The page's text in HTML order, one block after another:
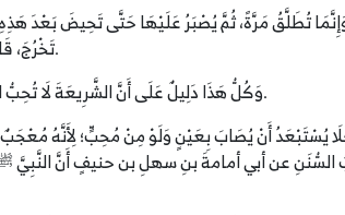
تُطَلَّقُ مَرَّةً، ثُمَّ يُصْبَرُ عَلَيْهَا حَتَّى تَحِيضَ بَعْدَ
تَخْرُجَ، قَالَ سُبْحَانَهُ: ﴿لَا تُخْرِجُوهُنَّ مِنْ بُيُوتِهِنَّ وَلَا يَخْرُجْنَ﴾ [الطلاق: 1].
وَكُلُّ هَذَا دَلِيلٌ عَلَى أَنَّ الشَّرِيعَةَ لَا تُحِبُّ الطَّلَاقَ وَأَنَّهَا تَدْعُو إِلَى التُّؤَدَةِ وَإِعَادَةِ النَّظَرِ وَعَدَمِ الِاسْتِعْجَالِ.
يُسْتَبْعَدُ أَنْ يُصَابَ بِعَيْنٍ وَلَوْ مِنْ مُحِبٍّ؛ لِأَنَّهُ
السُّنَنِ عن أبي أمامةَ بنِ سهلِ بن حنيفٍ أَنَّ